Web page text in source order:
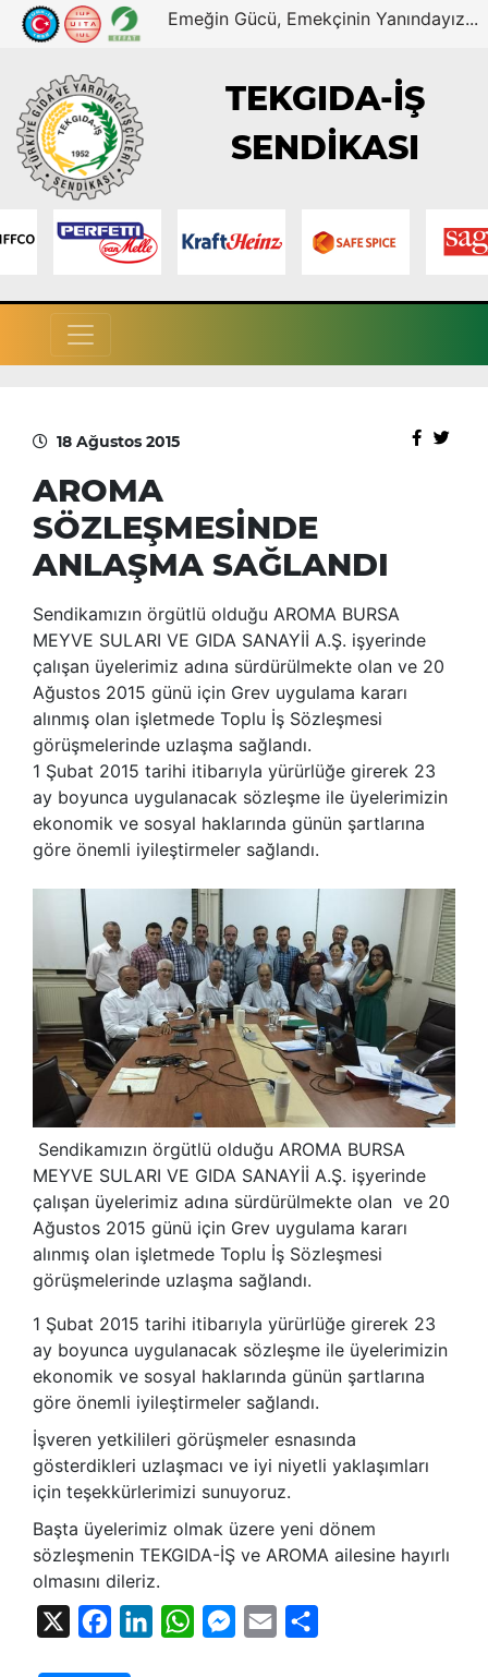
Emeğin Gücü, Emekçinin Yanındayız...
TEKGIDA-İŞ
SENDİKASI
18 Ağustos 2015
AROMA
SÖZLEŞMESİNDE
ANLAŞMA SAĞLANDI
Sendikamızın örgütlü olduğu AROMA BURSA
MEYVE SULARI VE GIDA SANAYİİ A.Ş. işyerinde
çalışan üyelerimiz adına sürdürülmekte olan ve 20
Ağustos 2015 günü için Grev uygulama kararı
alınmış olan işletmede Toplu İş Sözleşmesi
görüşmelerinde uzlaşma sağlandı.
1 Şubat 2015 tarihi itibarıyla yürürlüğe girerek 23
ay boyunca uygulanacak sözleşme ile üyelerimizin
ekonomik ve sosyal haklarında günün şartlarına
göre önemli iyileştirmeler sağlandı.
Sendikamızın örgütlü olduğu AROMA BURSA
MEYVE SULARI VE GIDA SANAYİİ A.Ş. işyerinde
çalışan üyelerimiz adına sürdürülmekte olan ve 20
Ağustos 2015 günü için Grev uygulama kararı
alınmış olan işletmede Toplu İş Sözleşmesi
görüşmelerinde uzlaşma sağlandı.
1 Şubat 2015 tarihi itibarıyla yürürlüğe girerek 23
ay boyunca uygulanacak sözleşme ile üyelerimizin
ekonomik ve sosyal haklarında günün şartlarına
göre önemli iyileştirmeler sağlandı.
İşveren yetkilileri görüşmeler esnasında
gösterdikleri uzlaşmacı ve iyi niyetli yaklaşımları
için teşekkürlerimizi sunuyoruz.
Başta üyelerimiz olmak üzere yeni dönem
sözleşmenin TEKGIDA-İŞ ve AROMA ailesine hayırlı
olmasını dileriz.
FacebookLinkedInWhatsAppMessenger
Email